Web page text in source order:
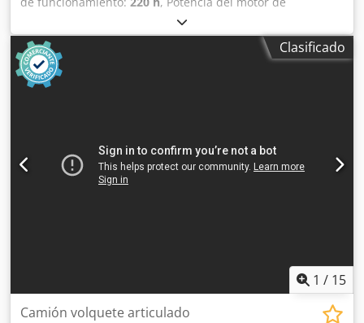
combustión interna: 48 CV (35 kW) MMA: 2.700 kg Marca
del motor: Kubota Capacidad de elevación: 3.100 kg
Marcado CE: sí Número de serie: 2860612 ¡Máquinas en
venta! Visite nuestra web para ver una amplia variedad de
máquinas listas para la compra. Disponemos de más
su fiabilidad. ¿Necesita fotos? Sólo contáctenos y se las
enviaremos de inmediato. Cedpfezdx Ilox Aiysha Le
atendemos en neerlandés, inglés, francés, alemán,
Clasificado
1 / 15
Camión volquete articulado